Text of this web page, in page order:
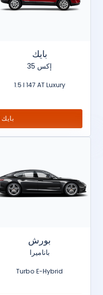
بايك
إكس 35
1.5 l 147 AT Luxury
سيريس VS بايك
بورش
باناميرا
Turbo E-Hybrid